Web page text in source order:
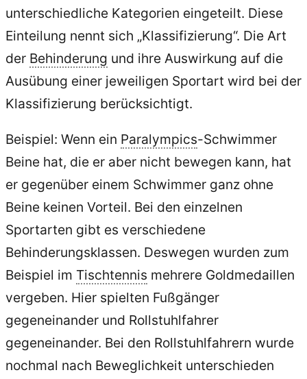
unterschiedliche Kategorien eingeteilt. Diese
Einteilung nennt sich „Klassifizierung“. Die Art
der Behinderung und ihre Auswirkung auf die
Ausübung einer jeweiligen Sportart wird bei der
Klassifizierung berücksichtigt.
Beispiel: Wenn ein Paralympics-Schwimmer
Beine hat, die er aber nicht bewegen kann, hat
er gegenüber einem Schwimmer ganz ohne
Beine keinen Vorteil. Bei den einzelnen
Sportarten gibt es verschiedene
Behinderungsklassen. Deswegen wurden zum
Beispiel im Tischtennis mehrere Goldmedaillen
vergeben. Hier spielten Fußgänger
gegeneinander und Rollstuhlfahrer
gegeneinander. Bei den Rollstuhlfahrern wurde
nochmal nach Beweglichkeit unterschieden